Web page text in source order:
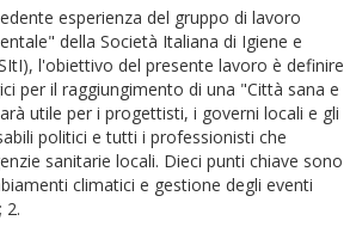
esperienza del gruppo di lavoro
della Società Italiana di Igiene e
l'obiettivo del presente lavoro è definire
per il raggiungimento di una "Città sana e
utile per i progettisti, i governi locali e gli
politici e tutti i professionisti che
sanitarie locali. Dieci punti chiave sono
climatici e gestione degli eventi
2.